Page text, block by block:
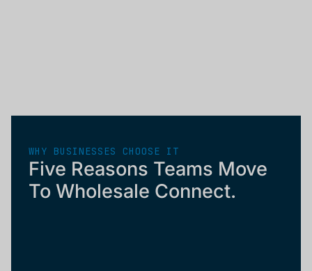
WHY BUSINESSES CHOOSE IT
Five Reasons Teams Move
To Wholesale Connect.